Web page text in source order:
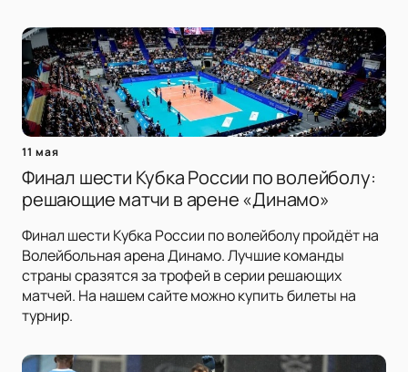
11 мая
Финал шести Кубка России по волейболу:
решающие матчи в арене «Динамо»
Финал шести Кубка России по волейболу пройдёт на
Волейбольная арена Динамо. Лучшие команды
страны сразятся за трофей в серии решающих
матчей. На нашем сайте можно купить билеты на
турнир.